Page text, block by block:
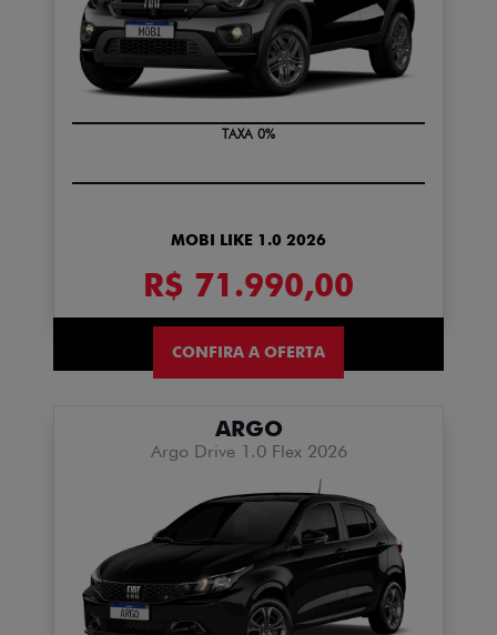
TAXA 0%
MOBI LIKE 1.0 2026
R$ 71.990,00
CONFIRA A OFERTA
ARGO
Argo Drive 1.0 Flex 2026